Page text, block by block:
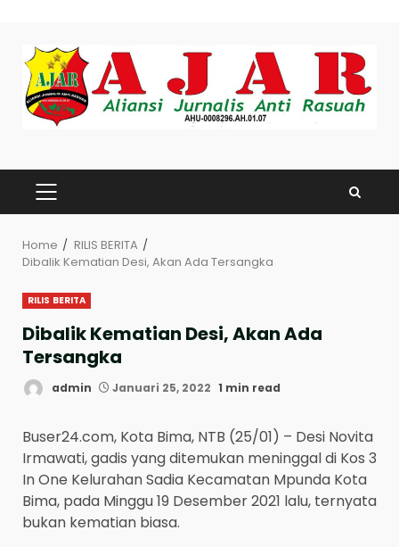
content
PRIMARY
MENU
Home
RILIS BERITA
Dibalik Kematian Desi, Akan Ada Tersangka
RILIS BERITA
Dibalik Kematian Desi, Akan Ada
Tersangka
admin Januari 25, 2022 1 min read
Buser24.com, Kota Bima, NTB (25/01) – Desi Novita
Irmawati, gadis yang ditemukan meninggal di Kos 3
In One Kelurahan Sadia Kecamatan Mpunda Kota
Bima, pada Minggu 19 Desember 2021 lalu, ternyata
bukan kematian biasa.